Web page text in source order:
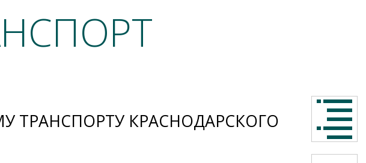
ТРАНСПОРТУ КРАСНОДАРСКОГО